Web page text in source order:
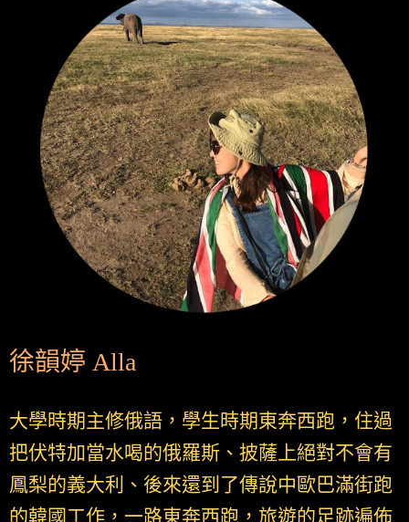
徐韻婷 Alla
大學時期主修俄語，學生時期東奔西跑，住過
把伏特加當水喝的俄羅斯、披薩上絕對不會有
鳳梨的義大利、後來還到了傳說中歐巴滿街跑
的韓國工作，一路東奔西跑，旅遊的足跡遍佈